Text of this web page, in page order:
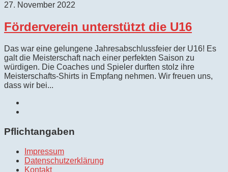
27. November 2022
Förderverein unterstützt die U16
Das war eine gelungene Jahresabschlussfeier der U16! Es
galt die Meisterschaft nach einer perfekten Saison zu
würdigen. Die Coaches und Spieler durften stolz ihre
Meisterschafts-Shirts in Empfang nehmen. Wir freuen uns,
dass wir bei...
Pflichtangaben
Impressum
Datenschutzerklärung
Kontakt